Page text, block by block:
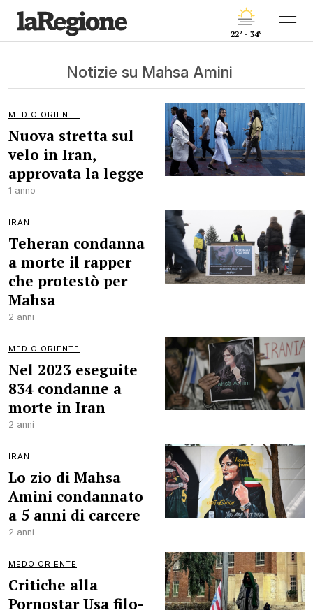
22° - 34°
Notizie su Mahsa Amini
MEDIO ORIENTE
Nuova stretta sul
velo in Iran,
approvata la legge
1 anno
IRAN
Teheran condanna
a morte il rapper
che protestò per
Mahsa
2 anni
MEDIO ORIENTE
Nel 2023 eseguite
834 condanne a
morte in Iran
2 anni
IRAN
Lo zio di Mahsa
Amini condannato
a 5 anni di carcere
2 anni
MEDO ORIENTE
Critiche alla
Pornostar Usa filo-